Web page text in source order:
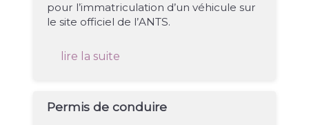
pour l’immatriculation d’un véhicule sur
le site officiel de l’ANTS.
lire la suite
Permis de conduire